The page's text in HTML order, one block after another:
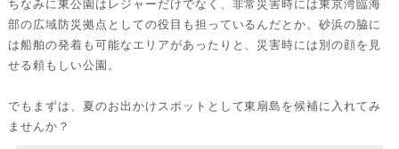
ちなみに東公園はレジャーだけでなく、非常災害時には東京湾臨海
部の広域防災拠点としての役目も担っているんだとか。砂浜の脇に
は船舶の発着も可能なエリアがあったりと、災害時には別の顔を見
せる頼もしい公園。
でもまずは、夏のお出かけスポットとして東扇島を候補に入れてみ
ませんか？